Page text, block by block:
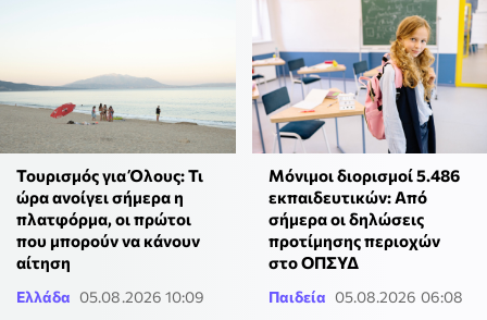
Τουρισμός για Όλους: Τι
ώρα ανοίγει σήμερα η
πλατφόρμα, οι πρώτοι
που μπορούν να κάνουν
αίτηση
Ελλάδα 05.08.2026 10:09
Μόνιμοι διορισμοί 5.486
εκπαιδευτικών: Από
σήμερα οι δηλώσεις
προτίμησης περιοχών
στο ΟΠΣΥΔ
Παιδεία 05.08.2026 06:08